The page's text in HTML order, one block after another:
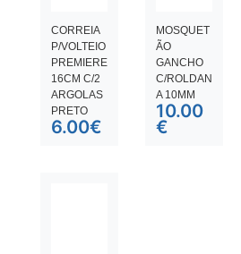
CORREIA
P/VOLTEIO
PREMIERE
16CM C/2
ARGOLAS
PRETO
6.00€
MOSQUET
ÃO
GANCHO
C/ROLDAN
A 10MM
10.00
€